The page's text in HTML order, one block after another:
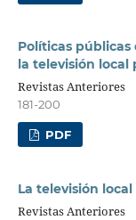
Políticas
la televisión local
Revistas Anteriores
181-200
PDF
La televisión local
Revistas Anteriores